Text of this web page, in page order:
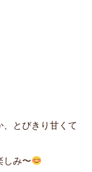
とびきり甘くて
しみ〜